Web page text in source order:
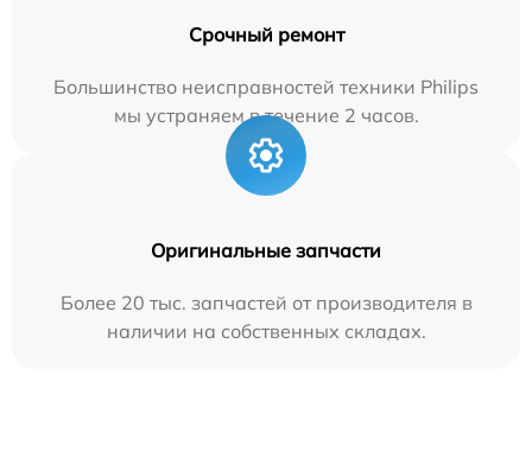
Срочный ремонт
Большинство неисправностей техники Philips
мы устраняем в течение 2 часов.
Оригинальные запчасти
Более 20 тыс. запчастей от производителя в
наличии на собственных складах.